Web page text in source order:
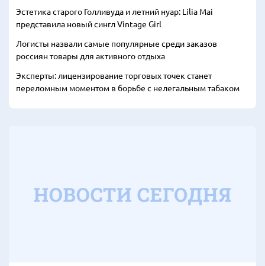
Эстетика старого Голливуда и летний нуар: Lilia Mai
представила новый сингл Vintage Girl
Логисты назвали самые популярные среди заказов
россиян товары для активного отдыха
Эксперты: лицензирование торговых точек станет
переломным моментом в борьбе с нелегальным табаком